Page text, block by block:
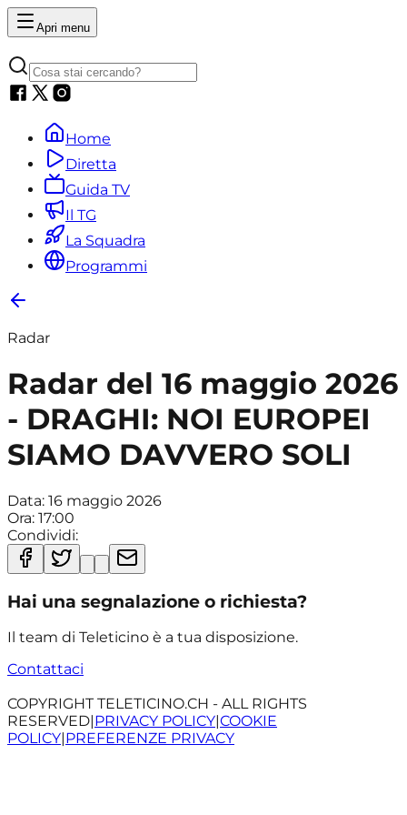
Apri menu
Home
Diretta
Guida TV
Il TG
La Squadra
Programmi
Radar
Radar del 16 maggio 2026
- DRAGHI: NOI EUROPEI
SIAMO DAVVERO SOLI
Data: 16 maggio 2026
Ora: 17:00
Condividi:
Hai una segnalazione o richiesta?
Il team di Teleticino è a tua disposizione.
Contattaci
COPYRIGHT TELETICINO.CH - ALL RIGHTS
RESERVED|PRIVACY POLICY|COOKIE
POLICY|PREFERENZE PRIVACY